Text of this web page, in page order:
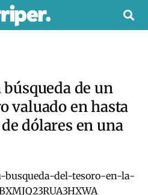
de un
valuado en hasta
dólares en una